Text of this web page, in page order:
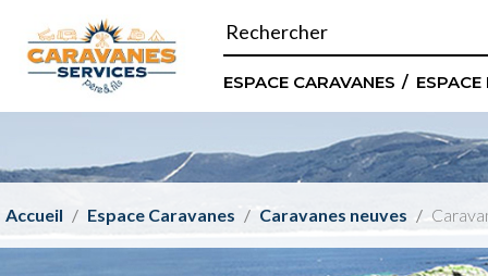
ESPACE CARAVANES
Accueil Espace Caravanes Caravanes neuves